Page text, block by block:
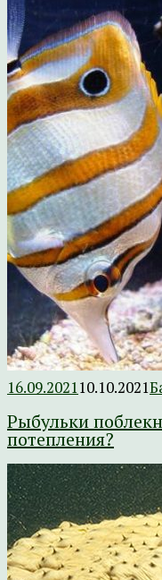
16.09.2021 10.10.2021
Рыбульки
потепления?